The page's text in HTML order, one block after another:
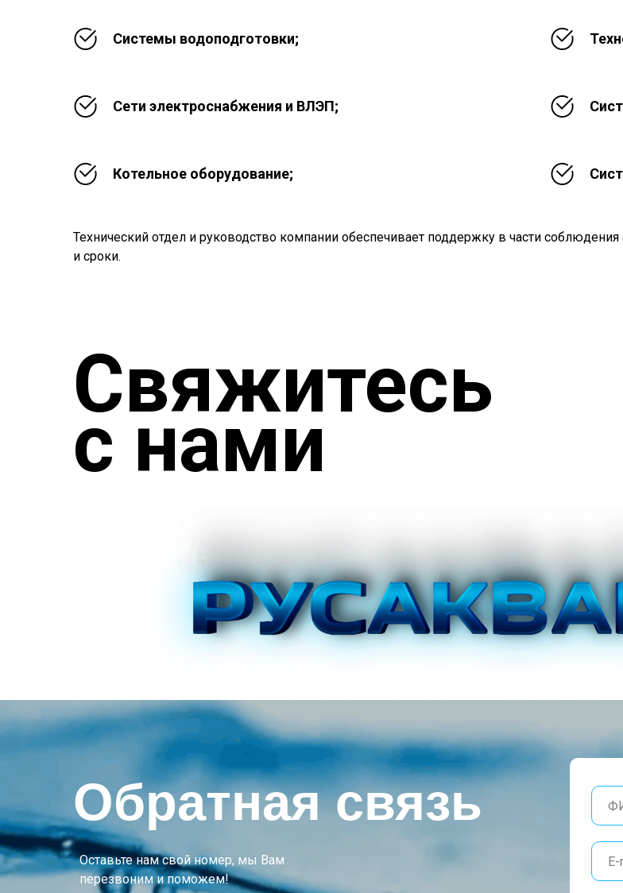
Системы водоподготовки;
Сети электроснабжения и ВЛЭП;
Котельное оборудование;
Технический отдел и руководство компании обеспечивает поддержку в части соблюдения
и сроки.
Свяжитесь
с нами
Обратная связь
Оставьте нам свой номер, мы Вам
перезвоним и поможем!